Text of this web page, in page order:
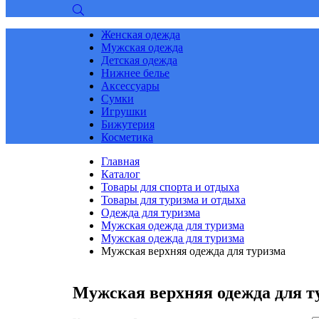
Женская одежда
Мужская одежда
Детская одежда
Нижнее белье
Аксессуары
Сумки
Игрушки
Бижутерия
Косметика
Главная
Каталог
Товары для спорта и отдыха
Товары для туризма и отдыха
Одежда для туризма
Мужская одежда для туризма
Мужская одежда для туризма
Мужская верхняя одежда для туризма
Мужская верхняя одежда для